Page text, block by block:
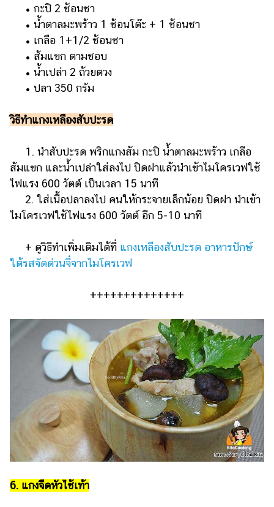
• กะปิ 2 ช้อนชา
• น้ำตาลมะพร้าว 1 ช้อนโต๊ะ + 1 ช้อนชา
• เกลือ 1+1/2 ช้อนชา
• ส้มแขก ตามชอบ
• น้ำเปล่า 2 ถ้วยตวง
• ปลา 350 กรัม
วิธีทำแกงเหลืองสับปะรด
1. นำสับปะรด พริกแกงส้ม กะปิ น้ำตาลมะพร้าว เกลือ
ส้มแขก และน้ำเปล่าใส่ลงไป ปิดฝาแล้วนำเข้าไมโครเวฟใช้
ไฟแรง 600 วัตต์ เป็นเวลา 15 นาที
2. ใส่เนื้อปลาลงไป คนให้กระจายเล็กน้อย ปิดฝา นำเข้า
ไมโครเวฟใช้ไฟแรง 600 วัตต์ อีก 5-10 นาที
+ ดูวิธีทำเพิ่มเติมได้ที่ แกงเหลืองสับปะรด อาหารปักษ์
ใต้รสจัดด่วนจี๋จากไมโครเวฟ
++++++++++++++
6. แกงจืดหัวไช้เท้า